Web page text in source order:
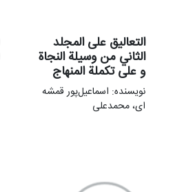
التعالیق علی المجلد
الثاني من وسیلة النجاة
و علی تکملة المنهاج
نویسنده: اسماعیل‌پور قمشه
ای، محمدعلی